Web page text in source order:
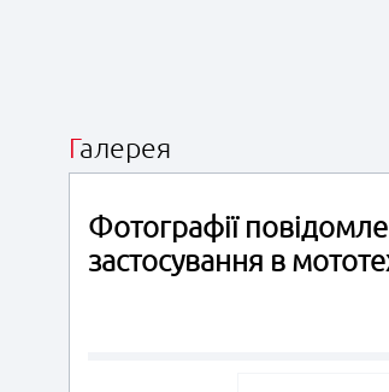
Галерея
Фотографії
застосування в